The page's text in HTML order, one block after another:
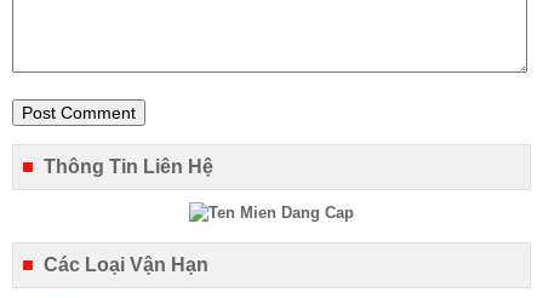
Thông Tin Liên Hệ
Các Loại Vận Hạn